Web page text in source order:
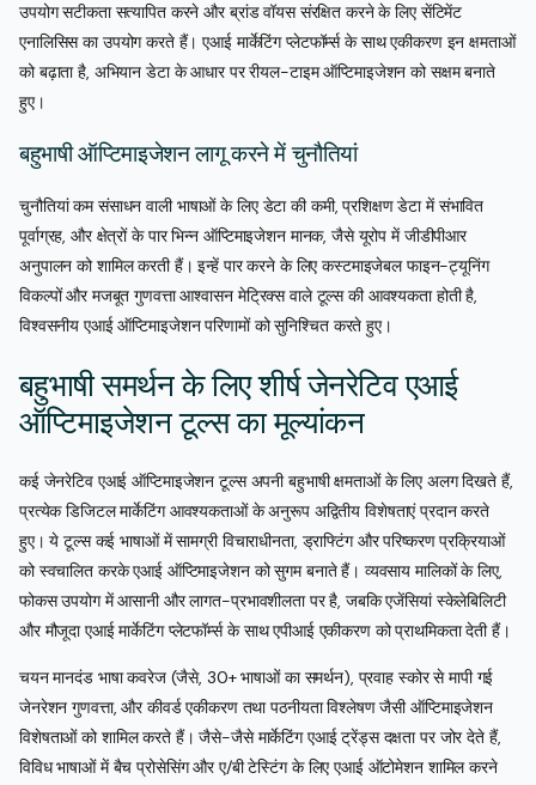
उपयोग सटीकता सत्यापित करने और ब्रांड वॉयस संरक्षित करने के लिए सेंटिमेंट
एनालिसिस का उपयोग करते हैं। एआई मार्केटिंग प्लेटफॉर्म्स के साथ एकीकरण इन क्षमताओं
को बढ़ाता है, अभियान डेटा के आधार पर रीयल-टाइम ऑप्टिमाइजेशन को सक्षम बनाते
हुए।
बहुभाषी ऑप्टिमाइजेशन लागू करने में चुनौतियां
चुनौतियां कम संसाधन वाली भाषाओं के लिए डेटा की कमी, प्रशिक्षण डेटा में संभावित
पूर्वाग्रह, और क्षेत्रों के पार भिन्न ऑप्टिमाइजेशन मानक, जैसे यूरोप में जीडीपीआर
अनुपालन को शामिल करती हैं। इन्हें पार करने के लिए कस्टमाइजेबल फाइन-ट्यूनिंग
विकल्पों और मजबूत गुणवत्ता आश्वासन मेट्रिक्स वाले टूल्स की आवश्यकता होती है,
विश्वसनीय एआई ऑप्टिमाइजेशन परिणामों को सुनिश्चित करते हुए।
बहुभाषी समर्थन के लिए शीर्ष जेनरेटिव एआई
ऑप्टिमाइजेशन टूल्स का मूल्यांकन
कई जेनरेटिव एआई ऑप्टिमाइजेशन टूल्स अपनी बहुभाषी क्षमताओं के लिए अलग दिखते हैं,
प्रत्येक डिजिटल मार्केटिंग आवश्यकताओं के अनुरूप अद्वितीय विशेषताएं प्रदान करते
हुए। ये टूल्स कई भाषाओं में सामग्री विचाराधीनता, ड्राफ्टिंग और परिष्करण प्रक्रियाओं
को स्वचालित करके एआई ऑप्टिमाइजेशन को सुगम बनाते हैं। व्यवसाय मालिकों के लिए,
फोकस उपयोग में आसानी और लागत-प्रभावशीलता पर है, जबकि एजेंसियां स्केलेबिलिटी
और मौजूदा एआई मार्केटिंग प्लेटफॉर्म्स के साथ एपीआई एकीकरण को प्राथमिकता देती हैं।
चयन मानदंड भाषा कवरेज (जैसे, 30+ भाषाओं का समर्थन), प्रवाह स्कोर से मापी गई
जेनरेशन गुणवत्ता, और कीवर्ड एकीकरण तथा पठनीयता विश्लेषण जैसी ऑप्टिमाइजेशन
विशेषताओं को शामिल करते हैं। जैसे-जैसे मार्केटिंग एआई ट्रेंड्स दक्षता पर जोर देते हैं,
विविध भाषाओं में बैच प्रोसेसिंग और ए/बी टेस्टिंग के लिए एआई ऑटोमेशन शामिल करने